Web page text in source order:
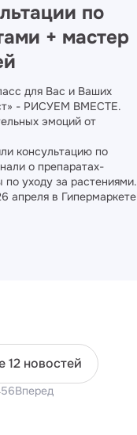
по
+ мастер
для Вас и Ваших
- РИСУЕМ ВМЕСТЕ.
эмоций от
консультацию по
о препаратах-
по уходу за растениями.
апреля в Гипермаркете
12 новостей
56Вперед